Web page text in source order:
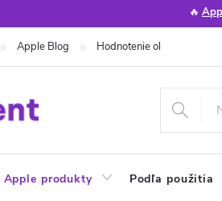
🔥
Apple Blog Hodnotenie obchodu
Apple produkty Podľa použitia